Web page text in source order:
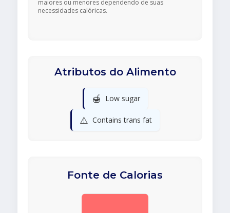
maiores ou menores dependendo de suas
necessidades calóricas.
Atributos do Alimento
🍯 Low sugar
⚠️ Contains trans fat
Fonte de Calorias